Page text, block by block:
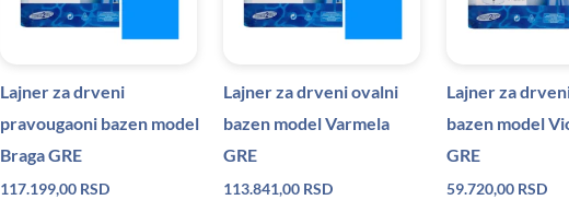
Lajner za drveni
pravougaoni bazen model
Braga GRE
117.199,00 RSD
Lajner za drveni ovalni
bazen model Varmela
GRE
113.841,00 RSD
Lajner za
bazen model
GRE
59.720,00 RSD